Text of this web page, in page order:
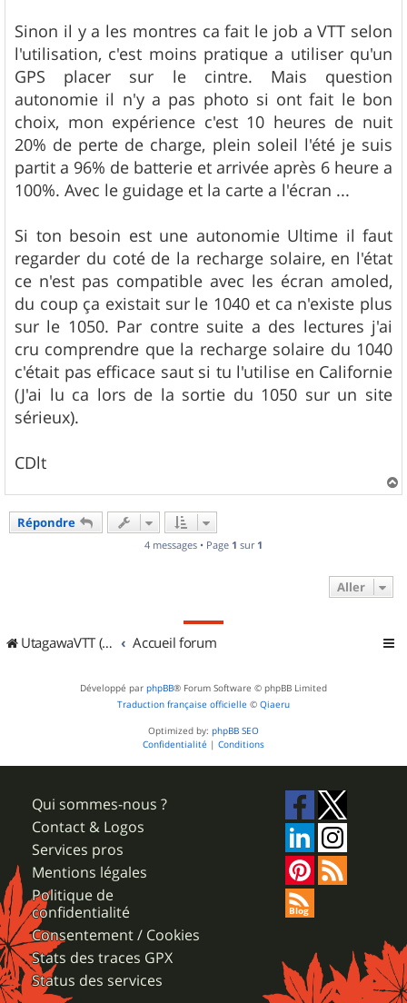
Sinon il y a les montres ca fait le job a VTT selon
l'utilisation, c'est moins pratique a utiliser qu'un
GPS placer sur le cintre. Mais question
autonomie il n'y a pas photo si ont fait le bon
choix, mon expérience c'est 10 heures de nuit
20% de perte de charge, plein soleil l'été je suis
partit a 96% de batterie et arrivée après 6 heure a
100%. Avec le guidage et la carte a l'écran ...
Si ton besoin est une autonomie Ultime il faut
regarder du coté de la recharge solaire, en l'état
ce n'est pas compatible avec les écran amoled,
du coup ça existait sur le 1040 et ca n'existe plus
sur le 1050. Par contre suite a des lectures j'ai
cru comprendre que la recharge solaire du 1040
c'était pas efficace saut si tu l'utilise en Californie
(J'ai lu ca lors de la sortie du 1050 sur un site
sérieux).
CDlt
a
Répondre
4 messages • Page 1 sur 1
Aller
UtagawaVTT (Randos VTT et VTTAE avec traces GPS) Accueil forum
Développé par phpBB® Forum Software © phpBB Limited
Traduction française officielle © Qiaeru
Optimized by: phpBB SEO
Confidentialité | Conditions
Qui sommes-nous ?
Contact & Logos
Services pros
Mentions légales
Politique de
confidentialité
Consentement / Cookies
Stats des traces GPX
Status des services